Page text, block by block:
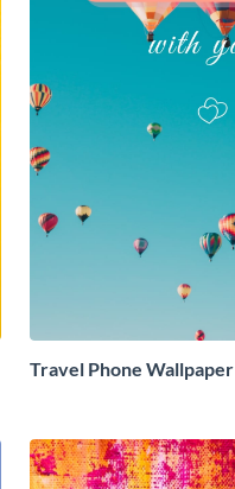
Travel Phone Wallpaper